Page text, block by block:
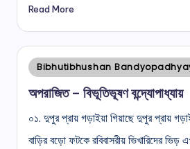
Read More
Posted
Bibhutibhushan
অপরাজিত – বিভূতিভূষণ বন্দ্যোপাধ্যায়
০১. দুপুর প্রায় গড়াইয়া গিয়াছে দুপুর প্রায়
বাড়ির বড়ো ফটকে রবিবাসরীয় ভিখারিদের ভিড়